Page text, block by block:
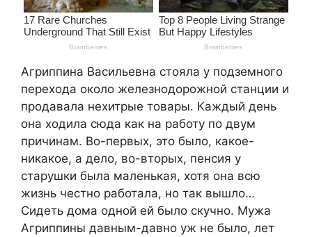
Агриппина Васильевна стояла у подземного
перехода около железнодорожной станции и
продавала нехитрые товары. Каждый день
она ходила сюда как на работу по двум
причинам. Во-первых, это было, какое-
никакое, а дело, во-вторых, пенсия у
старушки была маленькая, хотя она всю
жизнь честно работала, но так вышло…
Сидеть дома одной ей было скучно. Мужа
Агриппины давным-давно уж не было, лет